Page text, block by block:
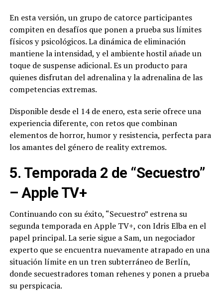
En esta versión, un grupo de catorce participantes
compiten en desafíos que ponen a prueba sus límites
físicos y psicológicos. La dinámica de eliminación
mantiene la intensidad, y el ambiente hostil añade un
toque de suspense adicional. Es un producto para
quienes disfrutan del adrenalina y la adrenalina de las
competencias extremas.
Disponible desde el 14 de enero, esta serie ofrece una
experiencia diferente, con retos que combinan
elementos de horror, humor y resistencia, perfecta para
los amantes del género de reality extremos.
5. Temporada 2 de “Secuestro”
– Apple TV+
Continuando con su éxito, “Secuestro” estrena su
segunda temporada en Apple TV+, con Idris Elba en el
papel principal. La serie sigue a Sam, un negociador
experto que se encuentra nuevamente atrapado en una
situación límite en un tren subterráneo de Berlín,
donde secuestradores toman rehenes y ponen a prueba
su perspicacia.